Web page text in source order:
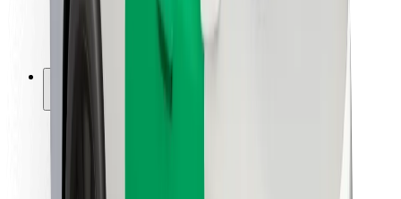
Lotniska
Stacje ładowania Bolt
Dla pasażerów
Dla kierowców
Dla dostawców